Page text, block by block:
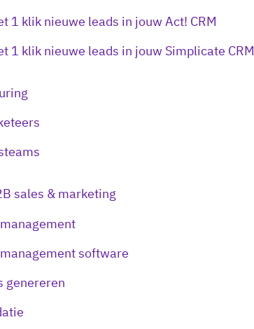
1 klik nieuwe leads in jouw Act! CRM
1 klik nieuwe leads in jouw Simplicate CRM
sales & marketing
software
genereren